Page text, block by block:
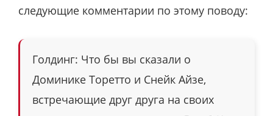
следующие комментарии по этому поводу:
Голдинг: Что бы вы сказали о
Доминике Торетто и Снейк Айзе,
встречающие друг друга на своих